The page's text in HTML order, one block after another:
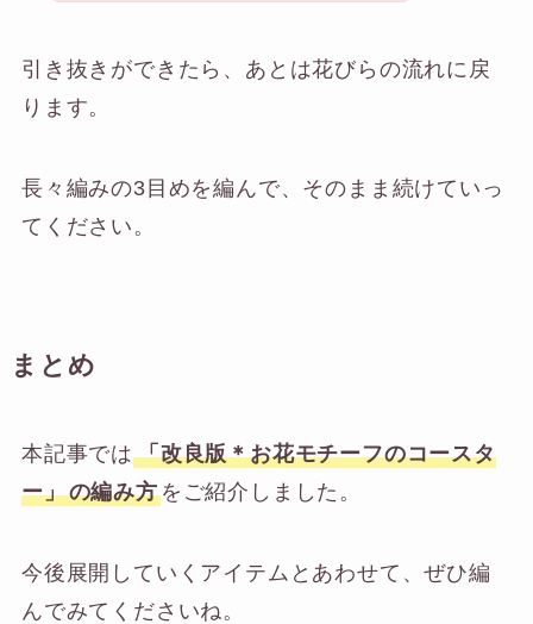
引き抜きができたら、あとは花びらの流れに戻
ります。
長々編みの3目めを編んで、そのまま続けていっ
てください。
まとめ
本記事では 「改良版＊お花モチーフのコースタ
ー」の編み方をご紹介しました。
今後展開していくアイテムとあわせて、ぜひ編
んでみてくださいね。